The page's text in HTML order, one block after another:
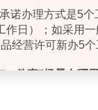
诺办理方式是5
作日）；如采用
经营许可新办5
一件事”场景在哪
许可证》可自行